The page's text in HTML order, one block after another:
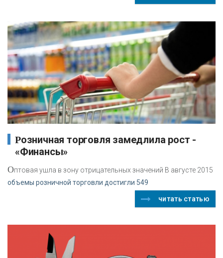
Розничная торговля замедлила рост -
«Финансы»
Оптовая ушла в зону отрицательных значений В августе 2015
объемы розничной торговли достигли 549
читать статью